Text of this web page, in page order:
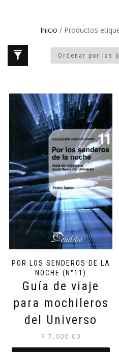
Inicio / Productos
POR LOS SENDEROS DE LA
NOCHE (N°11)
Guía de viaje
para mochileros
del Universo
$ 7,000.00